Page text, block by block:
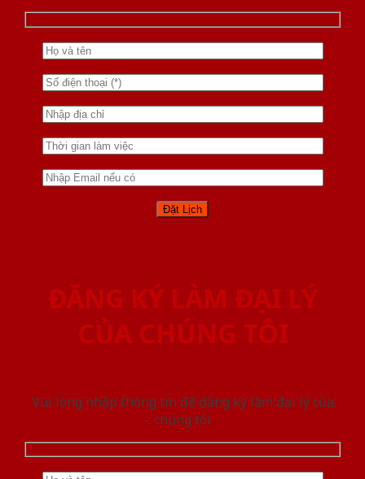
ĐĂNG KÝ LÀM ĐẠI LÝ
CỦA CHÚNG TÔI
Vui lòng nhập thông tin để đăng ký làm đại lý của
chúng tôi